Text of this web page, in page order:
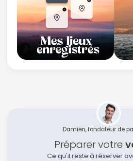
Damien, fondateur de
Préparer votre
Ce qu'il reste à réserver